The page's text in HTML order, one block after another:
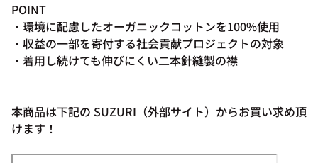
POINT
・環境に配慮したオーガニックコットンを100%使用
・収益の一部を寄付する社会貢献プロジェクトの対象
・着用し続けても伸びにくい二本針縫製の襟
本商品は下記の SUZURI（外部サイト）からお買い求め頂
けます！